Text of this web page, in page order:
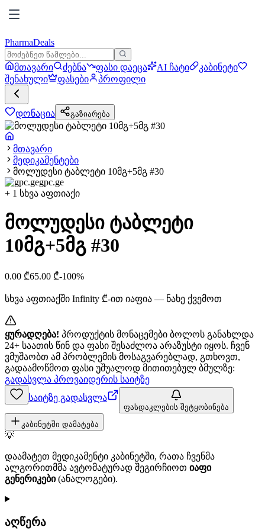
PharmaDeals
მთავარი ძებნა ფასი დაეცა AI ჩატი
კაბინეტი
შენახული
ფასები პროფილი
დონაცია გაზიარება
მთავარი
მედიკამენტები
მოლუდესი ტაბლეტი 10მგ+5მგ #30
gpc.ge
+ 1 სხვა აფთიაქი
მოლუდესი ტაბლეტი
10მგ+5მგ #30
0.00 ₾65.00 ₾-100%
სხვა აფთიაქში Infinity ₾-ით იაფია — ნახე ქვემოთ
ყურადღება! პროდუქტის მონაცემები ბოლოს განახლდა
24+ საათის წინ და ფასი შესაძლოა არაზუსტი იყოს. ჩვენ
ვმუშაობთ ამ პრობლემის მოსაგვარებლად, გთხოვთ,
გადაამოწმოთ ფასი უშუალოდ მითითებულ ბმულზე:
გადასვლა პროვაიდერის საიტზე
საიტზე გადასვლა
ფასდაკლების შეტყობინება
კაბინეტში დამატება
💡
დაამატეთ მედიკამენტი კაბინეტში, რათა ჩვენმა
ალგორითმმა ავტომატურად შეგირჩიოთ იაფი
გენერიკები(ანალოგები).
აღწერა